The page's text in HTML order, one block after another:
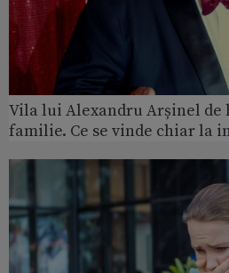
Vila lui Alexandru Arșinel de
familie. Ce se vinde chiar la